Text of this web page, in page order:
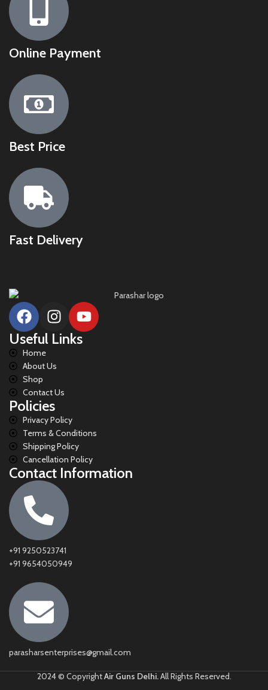
Online Payment
Best Price
Fast Delivery
Useful Links
Home
About Us
Shop
Contact Us
Policies
Privacy Policy
Terms & Conditions
Shipping Policy
Cancellation Policy
Contact Information
+91 9250523741
+91 9654050949
parasharsenterprises@gmail.com
2024 © CopyrightAir Guns Delhi.All Rights Reserved.